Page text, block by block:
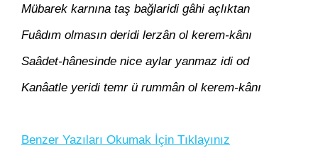
Mübarek karnına taş bağlaridi gâhi açlıktan
Fuâdım olmasın deridi lerzân ol kerem-kânı
Saâdet-hânesinde nice aylar yanmaz idi od
Kanâatle yeridi temr ü rummân ol kerem-kânı
Benzer Yazıları Okumak İçin Tıklayınız